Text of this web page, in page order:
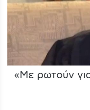
«Με ρωτούν